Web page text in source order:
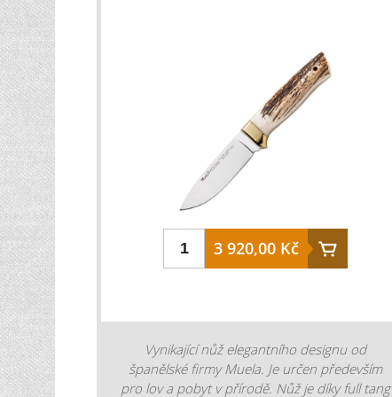
cm celková délka: 29,5 cm hmotnost nože:
260 g ocel:. 440C
3 920,00 Kč
Vynikající nůž elegantního designu od
španělské firmy Muela. Je určen především
pro lov a pobyt v přírodě. Nůž je díky full tang